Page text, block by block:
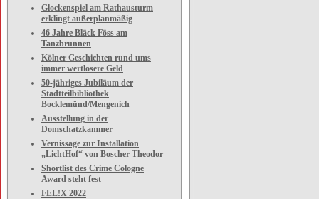
Glockenspiel am Rathausturm
erklingt außerplanmäßig
46 Jahre Bläck Föss am
Tanzbrunnen
Kölner Geschichten rund ums
immer wertlosere Geld
50-jähriges Jubiläum der
Stadtteilbibliothek
Bocklemünd/Mengenich
Ausstellung in der
Domschatzkammer
Vernissage zur Installation
„LichtHof“ von Boscher Theodor
Shortlist des Crime Cologne
Award steht fest
FEL!X 2022